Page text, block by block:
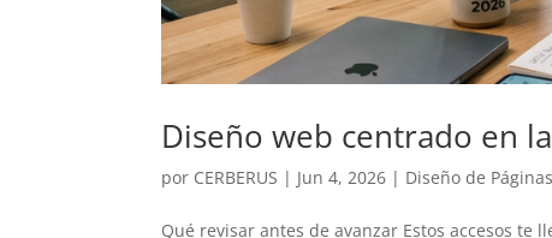
Diseño web centrado en
por CERBERUS | Jun 4, 2026 | Diseño de
Qué revisar antes de avanzar Estos accesos te